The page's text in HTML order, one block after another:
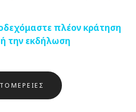
πλέον κράτηση
την εκδήλωση